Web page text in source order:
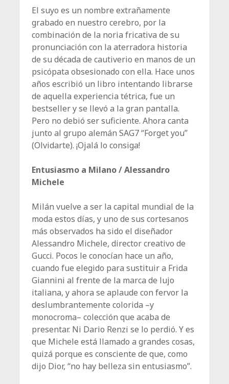
El suyo es un nombre extrañamente
grabado en nuestro cerebro, por la
combinación de la noria fricativa de su
pronunciación con la aterradora historia
de su década de cautiverio en manos de un
psicópata obsesionado con ella. Hace unos
años escribió un libro intentando librarse
de aquella experiencia tétrica, fue un
bestseller y se llevó a la gran pantalla.
Pero no debió ser suficiente. Ahora canta
junto al grupo alemán SAG7 “Forget you”
(Olvidarte). ¡Ojalá lo consiga!
Entusiasmo a Milano / Alessandro
Michele
Milán vuelve a ser la capital mundial de la
moda estos días, y uno de sus cortesanos
más observados ha sido el diseñador
Alessandro Michele, director creativo de
Gucci. Pocos le conocían hace un año,
cuando fue elegido para sustituir a Frida
Giannini al frente de la marca de lujo
italiana, y ahora se aplaude con fervor la
deslumbrantemente colorida –y
monocroma– colección que acaba de
presentar. Ni Dario Renzi se lo perdió. Y es
que Michele está llamado a grandes cosas,
quizá porque es consciente de que, como
dijo Dior, “no hay belleza sin entusiasmo”.